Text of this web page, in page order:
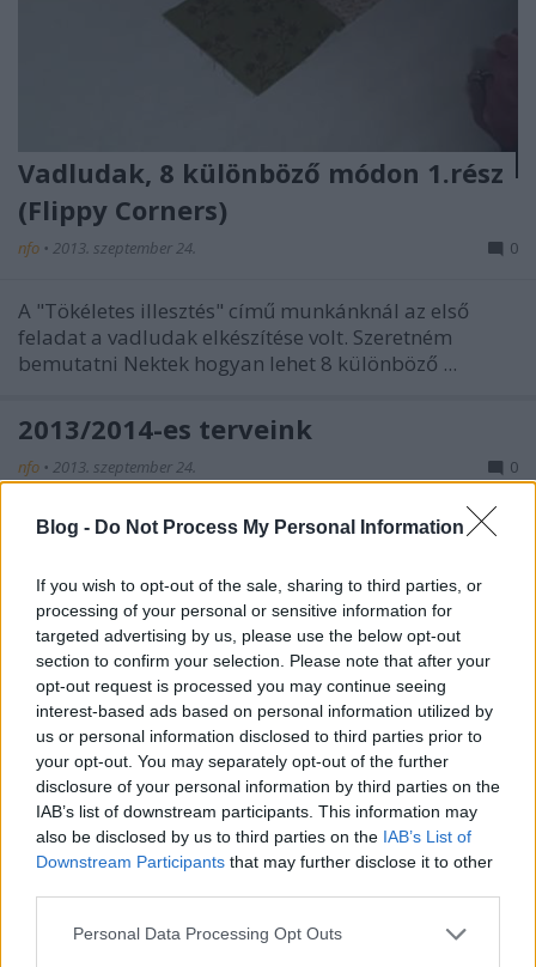
Blog - Do Not Process My Personal Information
If you wish to opt-out of the sale, sharing to third parties, or
processing of your personal or sensitive information for
targeted advertising by us, please use the below opt-out
section to confirm your selection. Please note that after your
opt-out request is processed you may continue seeing
interest-based ads based on personal information utilized by
us or personal information disclosed to third parties prior to
your opt-out. You may separately opt-out of the further
disclosure of your personal information by third parties on the
IAB’s list of downstream participants. This information may
also be disclosed by us to third parties on the IAB’s List of
Downstream Participants that may further disclose it to other
Please note that this website/app uses one or more Google
Personal Data Processing Opt Outs
Vadludak, 8 különböző módon 1.rész
(Flippy Corners)
nfo • 2013. szeptember 24. 0
A "Tökéletes illesztés" című munkánknál az első
feladat a vadludak elkészítése volt. Szeretném
bemutatni Nektek hogyan lehet 8 különböző ...
2013/2014-es terveink
nfo • 2013. szeptember 24. 0
Az első találkozón, a hosszúra nyúlt nyári szünet
egymással. Kicsit ünnepeltünk, kicsit ...
Évadnyitó találkozó
nfo•2013. szeptember 24.
A hosszú nyári szünet után ismét együtt a csapat:
Varrtunk a szabadban! Idén is!
nfo• 2013. június 15.